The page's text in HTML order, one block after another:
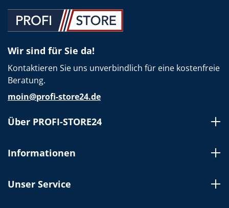
Wir sind für Sie da!
Kontaktieren Sie uns unverbindlich für eine kostenfreie
Beratung.
moin@profi-store24.de
Über PROFI-STORE24
Informationen
Unser Service